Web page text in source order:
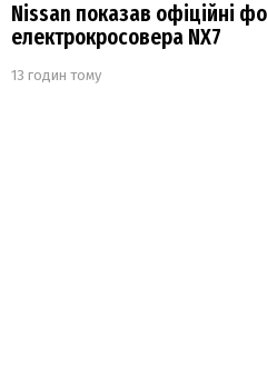
Nissan показав офіційні
електрокросовера NX7
13 годин тому